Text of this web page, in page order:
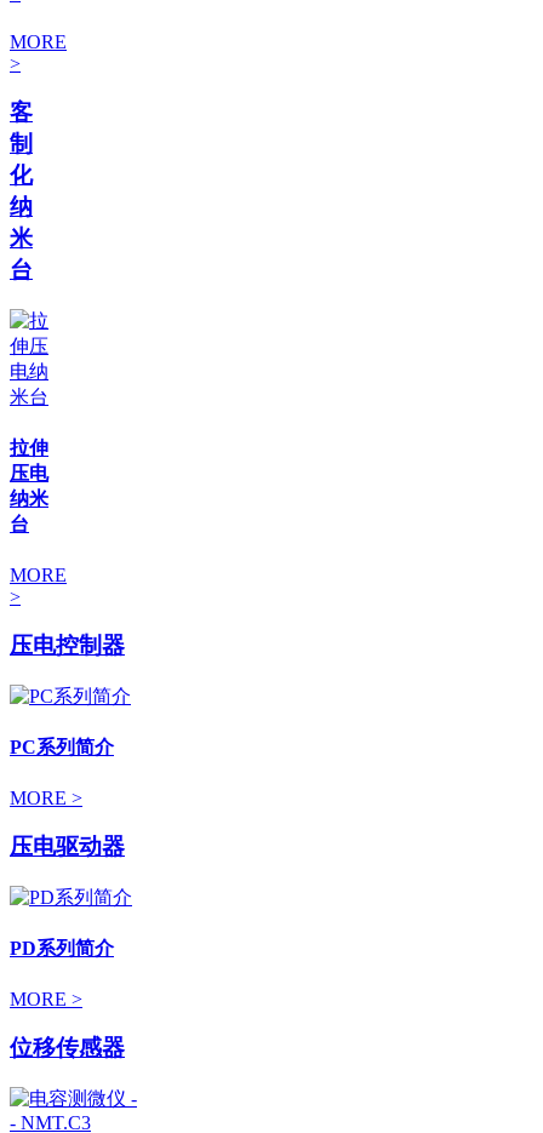
MORE
>
客
制
化
纳
米
台
拉伸
压电
纳米
台
MORE
>
压电控制器
PC系列简介
MORE >
压电驱动器
PD系列简介
MORE >
位移传感器